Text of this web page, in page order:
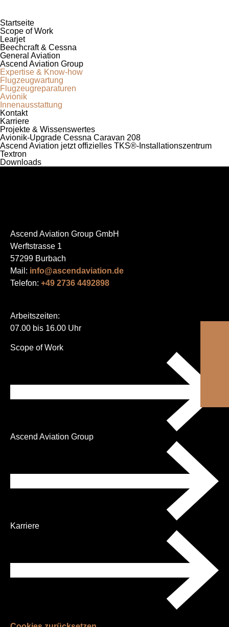
Startseite
Scope of Work
Learjet
Beechcraft & Cessna
General Aviation
Ascend Aviation Group
Expertise & Know-how
Flugzeug­wartung
Flugzeug­reparaturen
Avionik
Innen­ausstattung
Kontakt
Karriere
Projekte & Wissenswertes
Avionik-Upgrade Cessna Caravan 208
Ascend Aviation jetzt offizielles TKS®-Installationszentrum
Textron
Downloads
Ascend Aviation Group GmbH
Werftstrasse 1
57299 Burbach
Mail: info@ascendaviation.de
Telefon: +49 2736 4492898
Arbeitszeiten:
07.00 bis 16.00 Uhr
Navigation
Scope of Work
Ascend Aviation Group
Karriere